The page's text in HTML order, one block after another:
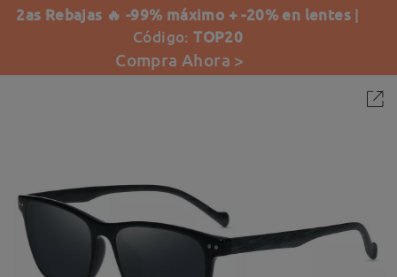
2as Rebajas 🔥 -99% máximo + -20% en lentes |
Código:TOP20
Compra Ahora >